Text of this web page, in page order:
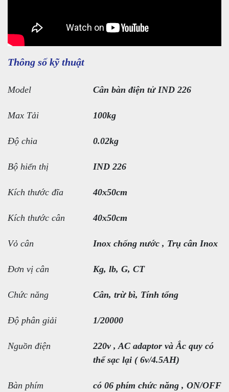
Thông số kỹ thuật
Model Cân bàn điện tử IND 226
Max Tải 100kg
Độ chia 0.02kg
Bộ hiển thị IND 226
Kích thước đĩa 40x50cm
Kích thước cân 40x50cm
Vỏ cân Inox chống nước , Trụ cân Inox
Đơn vị cân Kg, lb, G, CT
Chức năng Cân, trừ bì, Tính tổng
Độ phân giải 1/20000
Nguồn điện
220v , AC adaptor và Ắc quy có
thể sạc lại ( 6v/4.5AH)
Bàn phím
có 06 phím chức năng , ON/OFF